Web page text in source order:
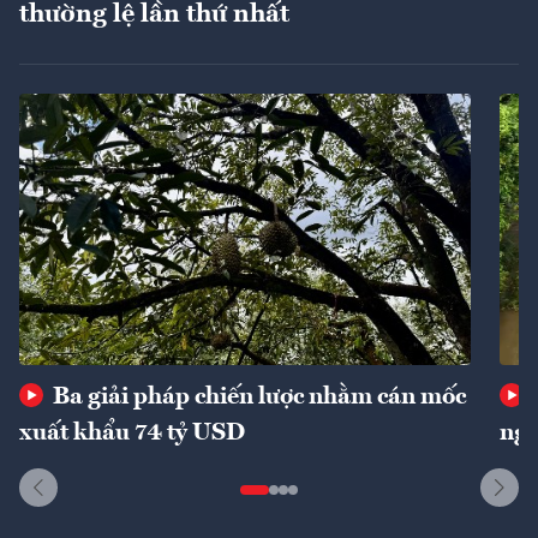
thường lệ lần thứ nhất
Ba giải pháp chiến lược nhằm cán mốc
xuất khẩu 74 tỷ USD